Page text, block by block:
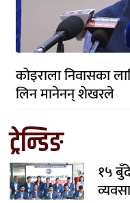
कोइराला निवासका
लिन मानेनन् शेखरले
ट्रेन्डिङ
१५